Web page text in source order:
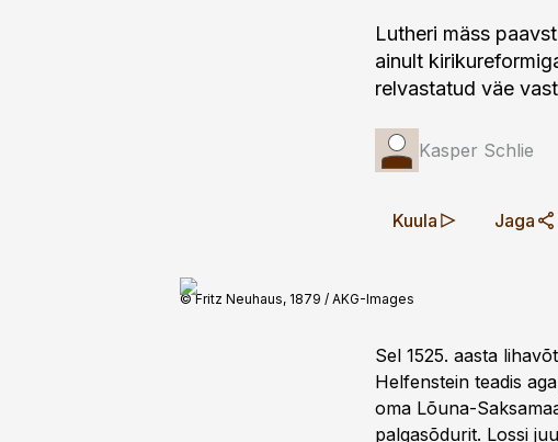
Lutheri mäss
ainult
relvastatud väe
Kasper Schlie
Kuula Jaga
© Fritz Neuhaus, 1879 / AKG-Images
Sel 1525. aasta
Helfenstein teadis
oma Lõuna-
palgasõdurit. Lossi